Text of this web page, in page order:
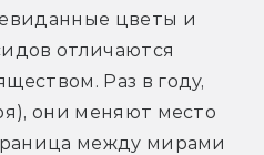
цветы и
отличаются
Раз в году,
они меняют место
между мирами